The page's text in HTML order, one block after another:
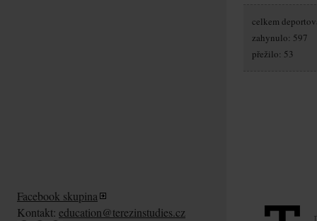
celkem
zahynulo: 597
přežilo: 53
Facebook skupina
Kontakt: education@terezinstudies.cz